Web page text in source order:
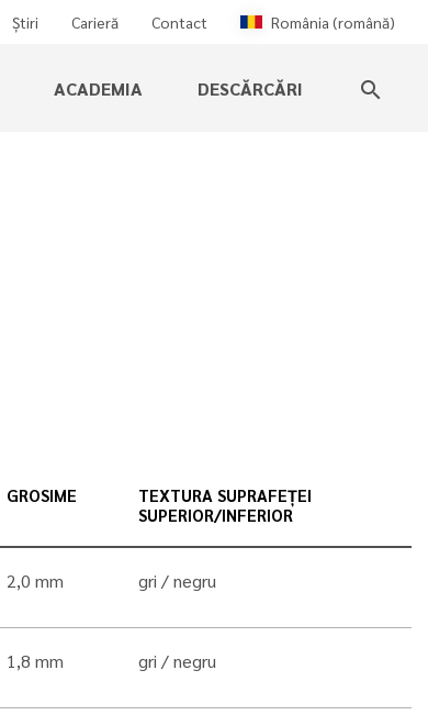
Știri Carieră Contact România (română)
ACADEMIA DESCĂRCĂRI search
GROSIME
TEXTURA SUPRAFEȚEI
SUPERIOR/INFERIOR
2,0 mm gri negru
1,8 mm gri negru